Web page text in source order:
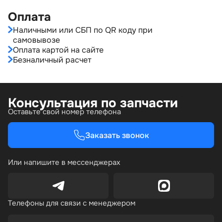
Оплата
Наличными или СБП по QR коду при
самовывозе
Оплата картой на сайте
Безналичный расчет
Консультация по запчасти
Оставьте свой номер телефона
Заказать звонок
Или напишите в мессенджерах
Телефоны для связи с менеджером